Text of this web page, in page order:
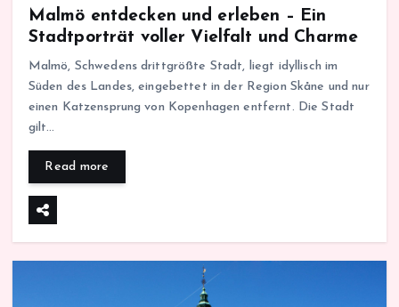
Malmö entdecken und erleben – Ein
Stadtporträt voller Vielfalt und Charme
Malmö, Schwedens drittgrößte Stadt, liegt idyllisch im
Süden des Landes, eingebettet in der Region Skåne und nur
einen Katzensprung von Kopenhagen entfernt. Die Stadt
gilt…
Read more